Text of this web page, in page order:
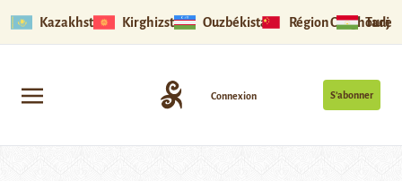
Kazakhstan Kirghizstan Ouzbékistan Région Ouïghoure
S’abonner
Connexion